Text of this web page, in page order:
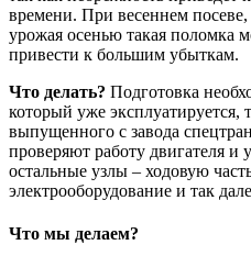
времени. При весеннем
урожая осенью такая поломка
привести к большим убыткам.
Что делать? Подготовка
который уже эксплуатируется,
выпущенного с завода
проверяют работу двигателя
остальные узлы – ходовую
электрооборудование и так
Что мы делаем?